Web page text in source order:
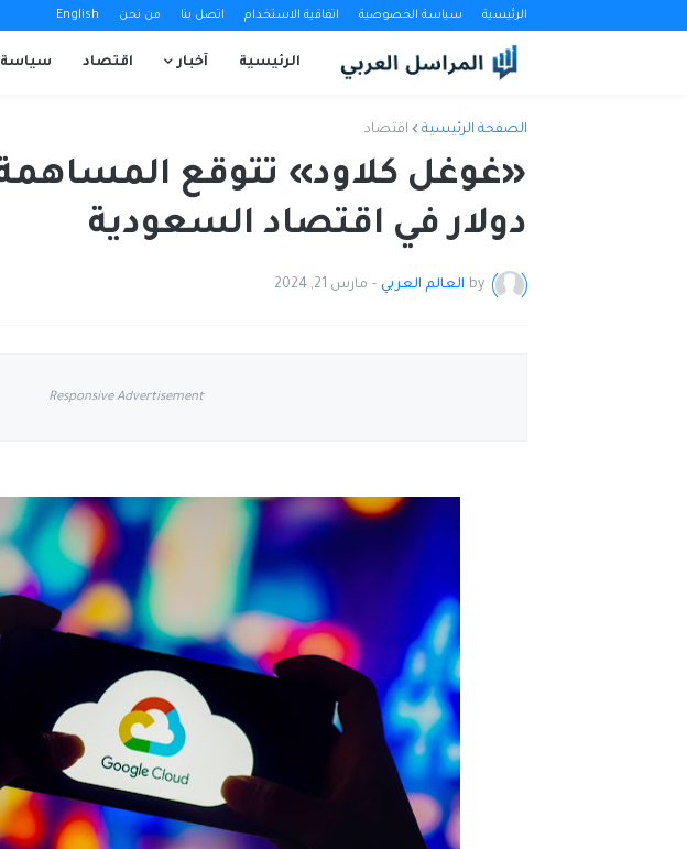
الرئيسية سياسة الخصوصية اتفاقية الاستخدام اتصل بنا من نحن English
الرئيسية آخبار اقتصاد سياسة
الصفحة الرئيسية اقتصاد
دولار في اقتصاد السعودية
by العالم العربي - مارس 21, 2024
Responsive Advertisement